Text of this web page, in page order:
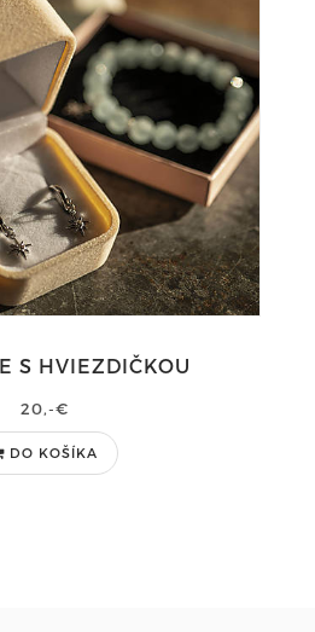
S HVIEZDIČKOU
20,-€
DO KOŠÍKA